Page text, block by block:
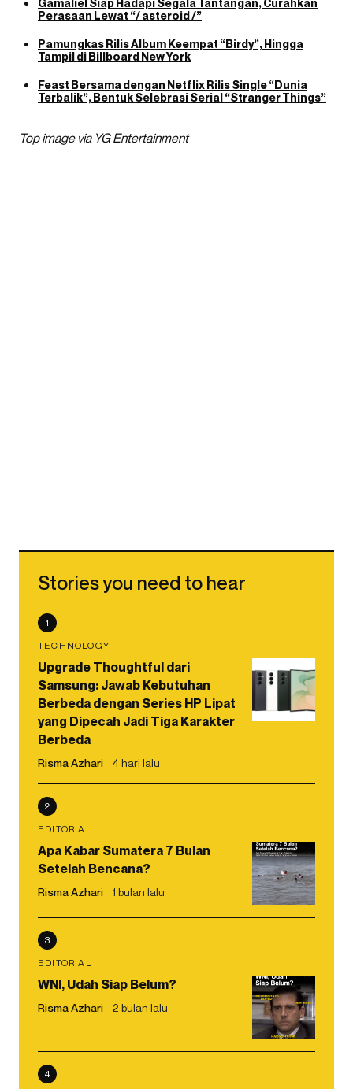
Perasaan Lewat “/ asteroid /”
Pamungkas Rilis Album Keempat “Birdy”, Hingga
Tampil di Billboard New York
Feast Bersama dengan Netflix Rilis Single “Dunia
Terbalik”, Bentuk Selebrasi Serial “Stranger Things”
Top image via YG Entertainment
Stories you need to hear
1
TECHNOLOGY
Upgrade Thoughtful dari
Samsung: Jawab Kebutuhan
Berbeda dengan Series HP Lipat
yang Dipecah Jadi Tiga Karakter
Berbeda
Risma Azhari 4 hari lalu
2
EDITORIAL
Apa Kabar Sumatera 7 Bulan
Setelah Bencana?
Risma Azhari 1 bulan lalu
3
EDITORIAL
WNI, Udah Siap Belum?
Risma Azhari 2 bulan lalu
4